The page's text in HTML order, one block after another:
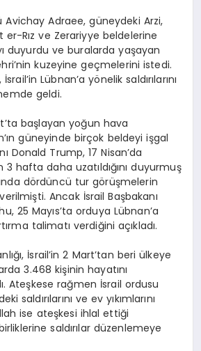
Avichay Adraee, güneydeki Arzi,
er-Rız ve Zerariyye beldelerine
duyurdu ve buralarda yaşayan
kuzeyine geçmelerini istedi.
Lübnan’a yönelik saldırılarını
geldi.
başlayan yoğun hava
güneyinde birçok beldeyi işgal
Donald Trump, 17 Nisan’da
hafta daha uzatıldığını duyurmuş
dördüncü tur görüşmelerin
Ancak İsrail Başbakanı
25 Mayıs’ta orduya Lübnan’a
talimatı verdiğini açıkladı.
İsrail’in 2 Mart’tan beri ülkeye
3.468 kişinin hayatını
Ateşkese rağmen İsrail ordusu
saldırılarını ve ev yıkımlarını
ise ateşkesi ihlal ettiği
saldırılar düzenlemeye